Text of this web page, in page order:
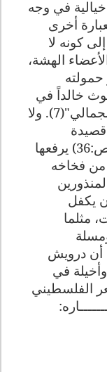
في وجه
أخرى
كونه لا
الهشة،
حمولته
خالداً في
ملكوت الأفكار والتوهج الرمزي والجمالي"(7). ولا
الجدارية "معلقة أخيرة" (الجدارية ص:36) يرفعها
من فخاخه
يكفل
مثلما
أن درويش
في
الفلسطيني